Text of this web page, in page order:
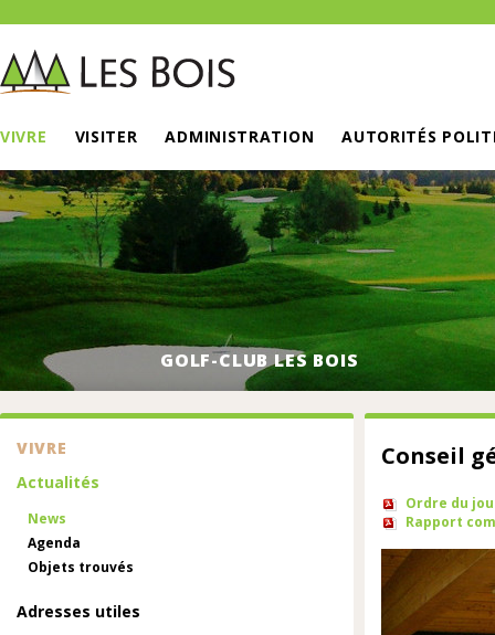
VIVRE VISITER ADMINISTRATION AUTORITÉS
GOLF-CLUB LES BOIS
VIVRE
Actualités
News
Agenda
Objets trouvés
Adresses utiles
Conseil
Ordre du
Rapport